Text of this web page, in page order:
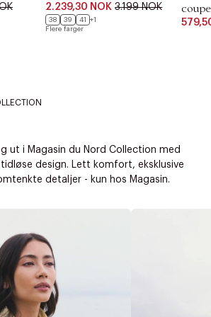
2.239,30 NOK 3.199 NOK
38 39 41
+1
Flere farger
ut i Magasin du Nord Collection med
design. Lett komfort, eksklusive
detaljer - kun hos Magasin.